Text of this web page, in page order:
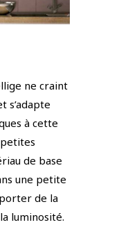
ne craint
s’adapte
à cette
de base
une petite
de la
luminosité.